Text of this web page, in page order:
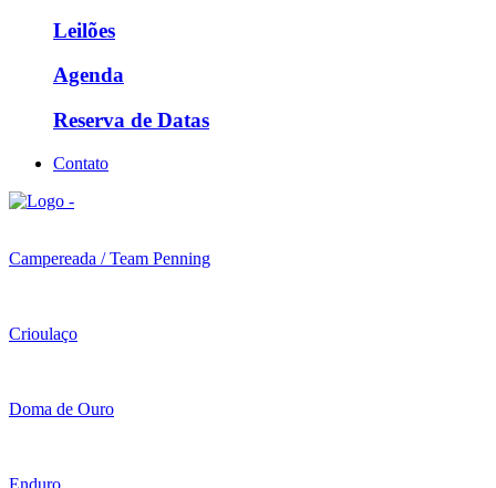
Leilões
Agenda
Reserva de Datas
Contato
Campereada / Team Penning
Crioulaço
Doma de Ouro
Enduro